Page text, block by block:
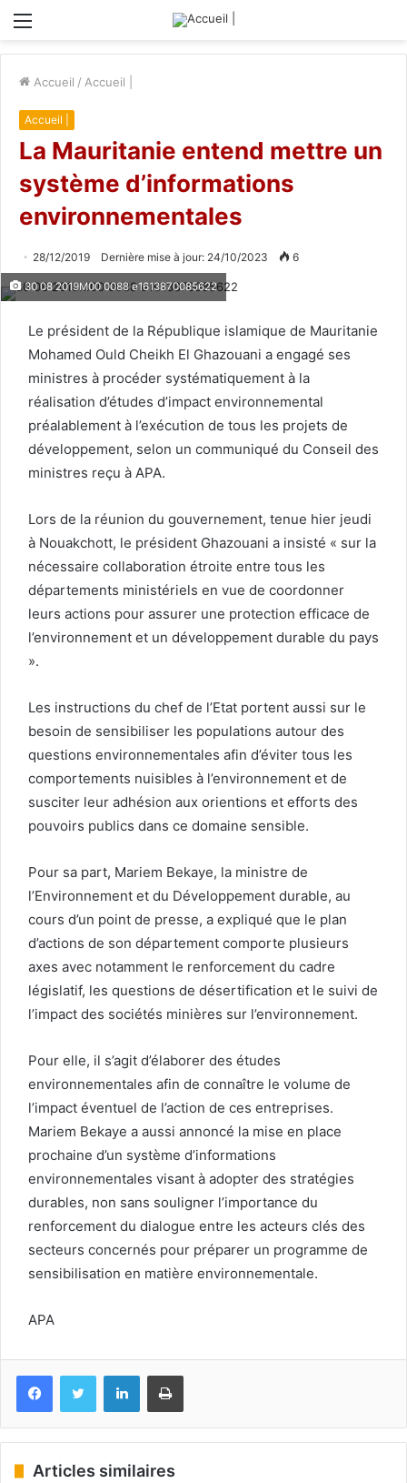
Menu
Accueil / Accueil |
Accueil |
La Mauritanie entend mettre un
système d’informations
environnementales
28/12/2019 Dernière mise à jour: 24/10/2023 6
30 08 2019M00 0088 e1613870085622
Le président de la République islamique de Mauritanie
Mohamed Ould Cheikh El Ghazouani a engagé ses
ministres à procéder systématiquement à la
réalisation d’études d’impact environnemental
préalablement à l’exécution de tous les projets de
développement, selon un communiqué du Conseil des
ministres reçu à APA.
Lors de la réunion du gouvernement, tenue hier jeudi
à Nouakchott, le président Ghazouani a insisté « sur la
nécessaire collaboration étroite entre tous les
départements ministériels en vue de coordonner
leurs actions pour assurer une protection efficace de
l’environnement et un développement durable du pays
».
Les instructions du chef de l’Etat portent aussi sur le
besoin de sensibiliser les populations autour des
questions environnementales afin d’éviter tous les
comportements nuisibles à l’environnement et de
susciter leur adhésion aux orientions et efforts des
pouvoirs publics dans ce domaine sensible.
Pour sa part, Mariem Bekaye, la ministre de
l’Environnement et du Développement durable, au
cours d’un point de presse, a expliqué que le plan
d’actions de son département comporte plusieurs
axes avec notamment le renforcement du cadre
législatif, les questions de désertification et le suivi de
l’impact des sociétés minières sur l’environnement.
Pour elle, il s’agit d’élaborer des études
environnementales afin de connaître le volume de
l’impact éventuel de l’action de ces entreprises.
Mariem Bekaye a aussi annoncé la mise en place
prochaine d’un système d’informations
environnementales visant à adopter des stratégies
durables, non sans souligner l’importance du
renforcement du dialogue entre les acteurs clés des
secteurs concernés pour préparer un programme de
sensibilisation en matière environnementale.
APA
FacebookTwitter LinkedinImprimer
Articles similaires